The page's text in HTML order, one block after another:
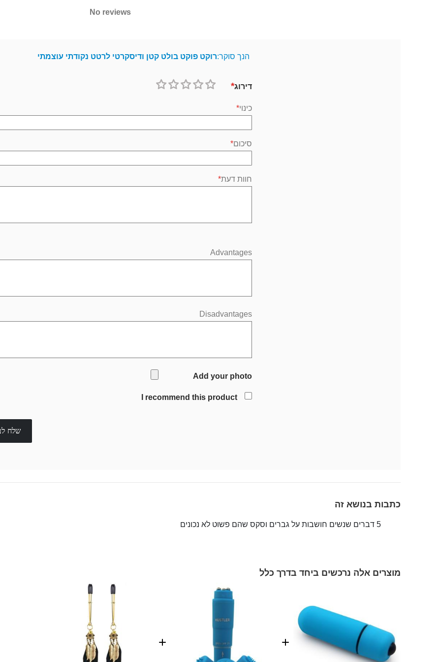
No reviews
הנך סוקר:רוקט פוקט בולט קטן ודיסקרטי לרטט נקודתי עוצמתי
דירוג
כינוי
סיכום
חוות דעת
Advantages
Disadvantages
Add your photo
I recommend this product
שלח
כתבות בנושא זה
5 דברים שנשים חושבות על גברים וסקס שהם פשוט לא נכונים
מוצרים אלה נרכשים ביחד בדרך כלל